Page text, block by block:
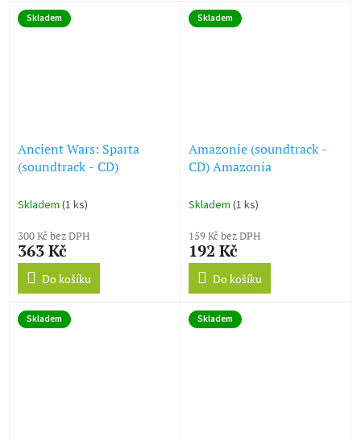
Skladem
Ancient Wars: Sparta
(soundtrack - CD)
Skladem (1 ks)
300 Kč bez DPH
363 Kč
Do košíku
Skladem
Amazonie (soundtrack -
CD) Amazonia
Skladem (1 ks)
159 Kč bez DPH
192 Kč
Do košíku
Skladem Skladem